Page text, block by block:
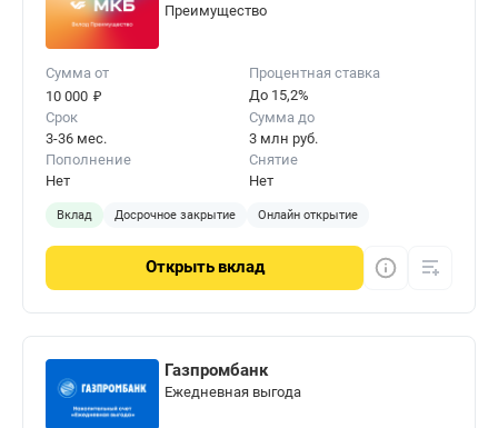
Преимущество
Сумма от
10 000 ₽
Процентная ставка
До 15,2%
Срок
3-36 мес.
Сумма до
3 млн руб.
Пополнение
Нет
Снятие
Нет
Вклад Досрочное закрытие Онлайн открытие
Открыть вклад
Газпромбанк
Ежедневная выгода